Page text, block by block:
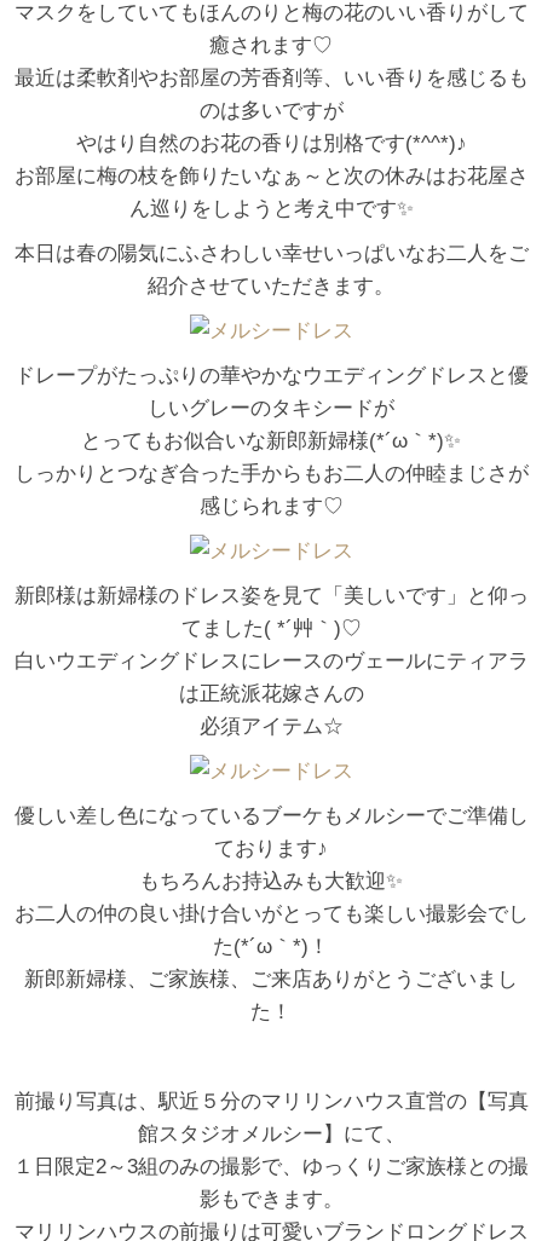
マスクをしていてもほんのりと梅の花のいい香りがして
癒されます♡
最近は柔軟剤やお部屋の芳香剤等、いい香りを感じるも
のは多いですが
やはり自然のお花の香りは別格です(*^^*)♪
お部屋に梅の枝を飾りたいなぁ～と次の休みはお花屋さ
ん巡りをしようと考え中です✨
本日は春の陽気にふさわしい幸せいっぱいなお二人をご
紹介させていただきます。
ドレープがたっぷりの華やかなウエディングドレスと優
しいグレーのタキシードが
とってもお似合いな新郎新婦様(*´ω｀*)✨
しっかりとつなぎ合った手からもお二人の仲睦まじさが
感じられます♡
新郎様は新婦様のドレス姿を見て「美しいです」と仰っ
てました( *´艸｀)♡
白いウエディングドレスにレースのヴェールにティアラ
は正統派花嫁さんの
必須アイテム☆
優しい差し色になっているブーケもメルシーでご準備し
ております♪
もちろんお持込みも大歓迎✨
お二人の仲の良い掛け合いがとっても楽しい撮影会でし
た(*´ω｀*)！
新郎新婦様、ご家族様、ご来店ありがとうございまし
た！
前撮り写真は、駅近５分のマリリンハウス直営の【写真
館スタジオメルシー】にて、
１日限定2～3組のみの撮影で、ゆっくりご家族様との撮
影もできます。
マリリンハウスの前撮りは可愛いブランドロングドレス